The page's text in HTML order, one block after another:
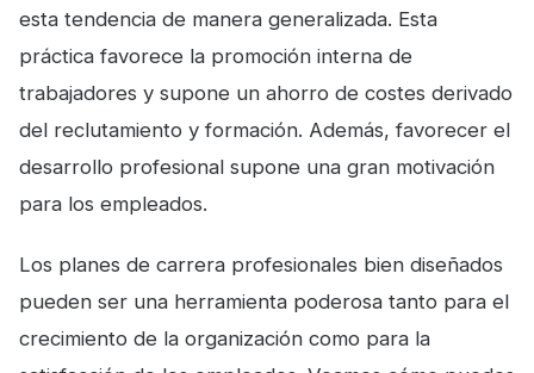
esta tendencia de manera generalizada. Esta
práctica favorece la promoción interna de
trabajadores y supone un ahorro de costes derivado
del reclutamiento y formación. Además, favorecer el
desarrollo profesional supone una gran motivación
para los empleados.
Los planes de carrera profesionales bien diseñados
pueden ser una herramienta poderosa tanto para el
crecimiento de la organización como para la